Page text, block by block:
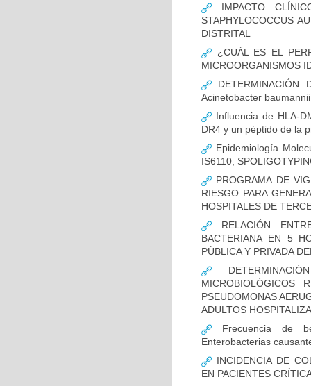
IMPACTO
STAPHYLOCOCCUS
DISTRITAL
¿CUÁL ES EL
MICROORGANISMOS
DETERMINACIÓN
Acinetobacter
Influencia de HLA-
DR4 y un péptido de la
Epidemiología
IS6110,
PROGRAMA DE
RIESGO PARA
HOSPITALES DE
RELACIÓN
BACTERIANA EN 5
PÚBLICA Y PRIVADA
MICROBIOLÓGICOS
PSEUDOMONAS
ADULTOS
Frecuencia de
Enterobacterias
INCIDENCIA DE
EN PACIENTES